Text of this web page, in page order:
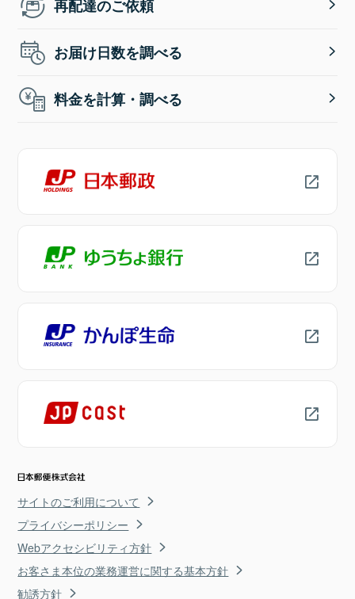
再配達のご依頼
お届け日数を調べる
料金を計算・調べる
サイトのご利用について
プライバシーポリシー
Webアクセシビリティ方針
お客さま本位の業務運営に関する基本方針
勧誘方針